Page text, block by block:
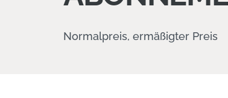
Normalpreis, ermäßigter Preis